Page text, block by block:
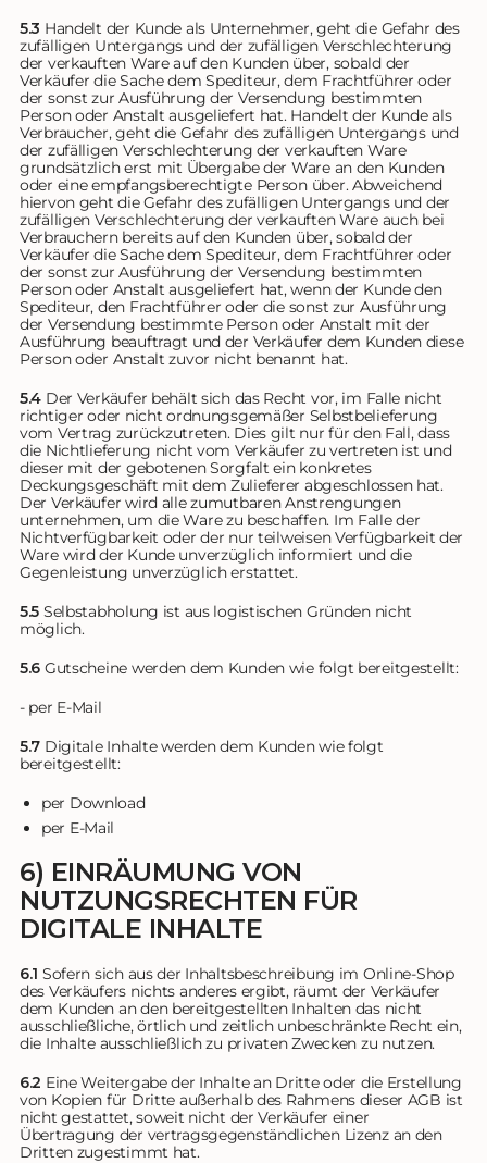
5.3 Handelt der Kunde als Unternehmer, geht die Gefahr des
zufälligen Untergangs und der zufälligen Verschlechterung
der verkauften Ware auf den Kunden über, sobald der
Verkäufer die Sache dem Spediteur, dem Frachtführer oder
der sonst zur Ausführung der Versendung bestimmten
Person oder Anstalt ausgeliefert hat. Handelt der Kunde als
Verbraucher, geht die Gefahr des zufälligen Untergangs und
der zufälligen Verschlechterung der verkauften Ware
grundsätzlich erst mit Übergabe der Ware an den Kunden
oder eine empfangsberechtigte Person über. Abweichend
hiervon geht die Gefahr des zufälligen Untergangs und der
zufälligen Verschlechterung der verkauften Ware auch bei
Verbrauchern bereits auf den Kunden über, sobald der
Verkäufer die Sache dem Spediteur, dem Frachtführer oder
der sonst zur Ausführung der Versendung bestimmten
Person oder Anstalt ausgeliefert hat, wenn der Kunde den
Spediteur, den Frachtführer oder die sonst zur Ausführung
der Versendung bestimmte Person oder Anstalt mit der
Ausführung beauftragt und der Verkäufer dem Kunden diese
Person oder Anstalt zuvor nicht benannt hat.
5.4 Der Verkäufer behält sich das Recht vor, im Falle nicht
richtiger oder nicht ordnungsgemäßer Selbstbelieferung
vom Vertrag zurückzutreten. Dies gilt nur für den Fall, dass
die Nichtlieferung nicht vom Verkäufer zu vertreten ist und
dieser mit der gebotenen Sorgfalt ein konkretes
Deckungsgeschäft mit dem Zulieferer abgeschlossen hat.
Der Verkäufer wird alle zumutbaren Anstrengungen
unternehmen, um die Ware zu beschaffen. Im Falle der
Nichtverfügbarkeit oder der nur teilweisen Verfügbarkeit der
Ware wird der Kunde unverzüglich informiert und die
Gegenleistung unverzüglich erstattet.
5.5 Selbstabholung ist aus logistischen Gründen nicht
möglich.
5.6 Gutscheine werden dem Kunden wie folgt bereitgestellt:
- per E-Mail
5.7 Digitale Inhalte werden dem Kunden wie folgt
bereitgestellt:
per Download
per E-Mail
6) EINRÄUMUNG VON
NUTZUNGSRECHTEN FÜR
DIGITALE INHALTE
6.1 Sofern sich aus der Inhaltsbeschreibung im Online-Shop
des Verkäufers nichts anderes ergibt, räumt der Verkäufer
dem Kunden an den bereitgestellten Inhalten das nicht
ausschließliche, örtlich und zeitlich unbeschränkte Recht ein,
die Inhalte ausschließlich zu privaten Zwecken zu nutzen.
6.2 Eine Weitergabe der Inhalte an Dritte oder die Erstellung
von Kopien für Dritte außerhalb des Rahmens dieser AGB ist
nicht gestattet, soweit nicht der Verkäufer einer
Übertragung der vertragsgegenständlichen Lizenz an den
Dritten zugestimmt hat.